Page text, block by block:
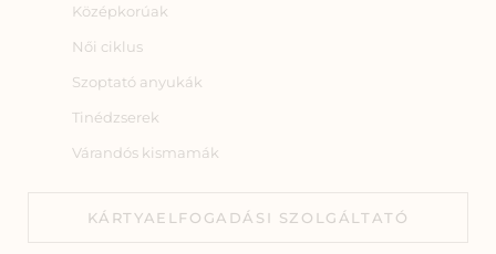
Középkorúak
Női ciklus
Szoptató anyukák
Tinédzserek
Várandós kismamák
KÁRTYAELFOGADÁSI SZOLGÁLTATÓ